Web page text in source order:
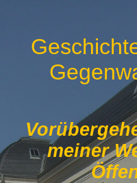
meiner